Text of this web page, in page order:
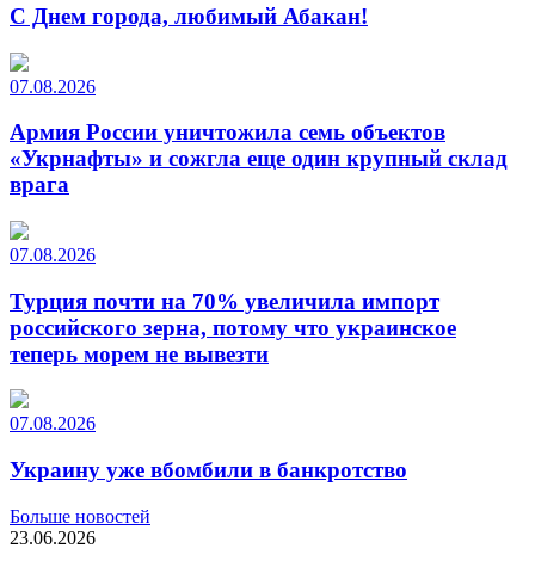
С Днем города, любимый Абакан!
07.08.2026
Армия России уничтожила семь объектов
«Укрнафты» и сожгла еще один крупный склад
врага
07.08.2026
Турция почти на 70% увеличила импорт
российского зерна, потому что украинское
теперь морем не вывезти
07.08.2026
Украину уже вбомбили в банкротство
Больше новостей
23.06.2026